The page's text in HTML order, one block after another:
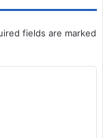
fields are marked